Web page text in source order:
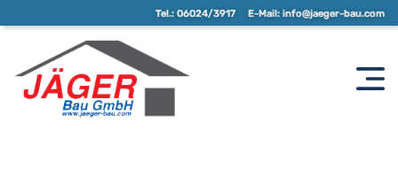
Tel.: 06024/3917 E-Mail: info@jaeger-bau.com